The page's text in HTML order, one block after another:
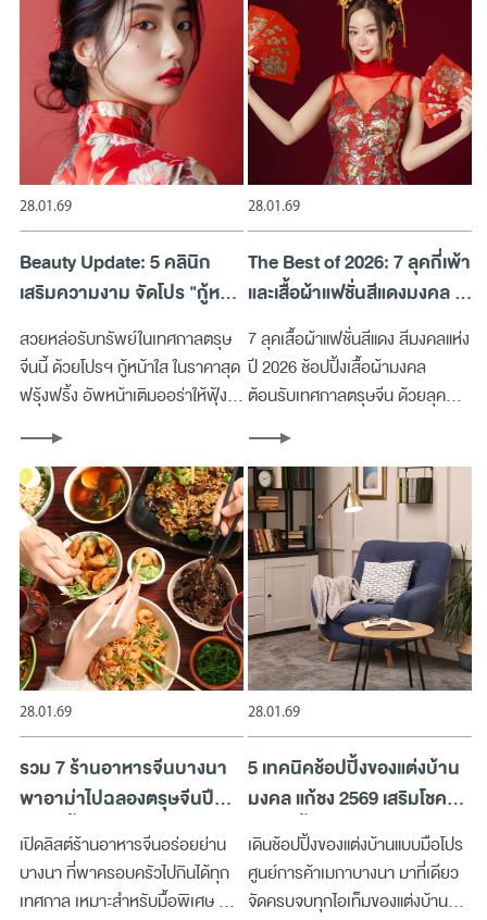
28.01.69
Beauty Update: 5 คลินิก
เสริมความงาม จัดโปร "กู้หน้า
ใส รับโชคตรุษจีน
สวยหล่อรับทรัพย์ในเทศกาลตรุษ
จีนนี้ ด้วยโปรฯ กู้หน้าใส ในราคาสุด
ฟรุ้งฟริ้ง อัพหน้าเติมออร่าให้ฟุ้ง
คุณภาพที่ใช้บริการง่าย เดินทาง
สะดวก
28.01.69
The Best of 2026: 7 ลุคกี่เพ้า
และเสื้อผ้าแฟชั่นสีแดงมงคล ใส่
แล้วเฮง รับทรัพย์ตลอดปี
7 ลุคเสื้อผ้าแฟชั่นสีแดง สีมงคลแห่ง
ปี 2026 ช้อปปิ้งเสื้อผ้ามงคล
ต้อนรับเทศกาลตรุษจีน ด้วยลุคที่ไม่
รสนิยม และหยิบมาใส่ซ้ำได้จริงทั้งปี
28.01.69
รวม 7 ร้านอาหารจีนบางนา
พาอาม่าไปฉลองตรุษจีนปี
2026 นี้ที่ไหนดี?
เปิดลิสต์ร้านอาหารจีนอร่อยย่าน
บางนา ที่พาครอบครัวไปกินได้ทุก
เทศกาล เหมาะสำหรับมื้อพิเศษ นัด
28.01.69
5 เทคนิคช้อปปิ้งของแต่งบ้าน
มงคล แก้ชง 2569 เสริมโชครับ
ทรัพย์ทั้งปี
เดินช้อปปิ้งของแต่งบ้านแบบมือโปร
ศูนย์การค้าเมกาบางนา มาที่เดียว
จัดครบจบทุกไอเท็มของแต่งบ้าน